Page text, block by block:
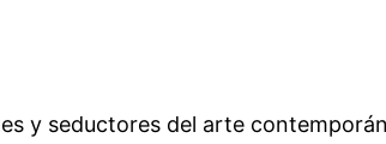
y seductores del arte